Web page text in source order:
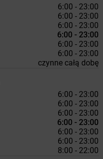
6:00 - 23:00
6:00 - 23:00
6:00 - 23:00
6:00 - 23:00
6:00 - 23:00
6:00 - 23:00
czynne całą dobę
6:00 - 23:00
6:00 - 23:00
6:00 - 23:00
6:00 - 23:00
6:00 - 23:00
6:00 - 23:00
8:00 - 22:00